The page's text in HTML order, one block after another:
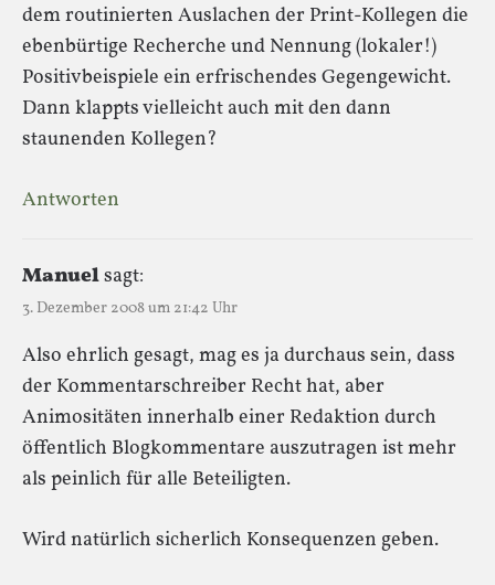
dem routinierten Auslachen der Print-Kollegen die
ebenbürtige Recherche und Nennung (lokaler!)
Positivbeispiele ein erfrischendes Gegengewicht.
Dann klappts vielleicht auch mit den dann
staunenden Kollegen?
Antworten
Manuelsagt:
3. Dezember 2008 um 21:42 Uhr
Also ehrlich gesagt, mag es ja durchaus sein, dass
der Kommentarschreiber Recht hat, aber
Animositäten innerhalb einer Redaktion durch
öffentlich Blogkommentare auszutragen ist mehr
als peinlich für alle Beteiligten.
Wird natürlich sicherlich Konsequenzen geben.